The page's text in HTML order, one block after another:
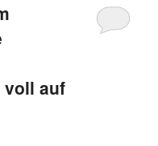
voll auf